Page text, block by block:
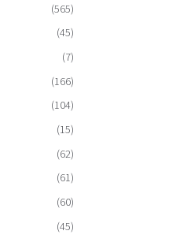
(565)
(45)
(7)
(166)
(104)
(15)
(62)
(61)
(60)
(45)